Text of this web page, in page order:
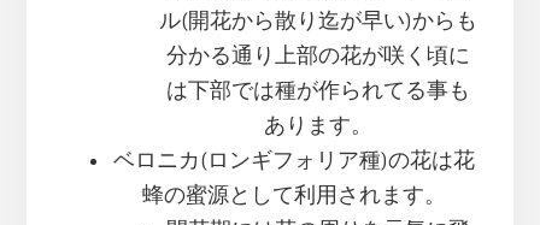
ル(開花から散り迄が早い)からも
分かる通り上部の花が咲く頃に
は下部では種が作られてる事も
あります。
ベロニカ(ロンギフォリア種)の花は花
蜂の蜜源として利用されます。